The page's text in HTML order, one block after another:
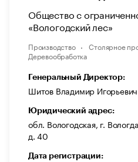
Общество с
«Вологодский лес»
Производство
Столярное
Деревообработка
Генеральный Директор:
Шитов Владимир Игорьевич
Юридический адрес:
обл. Вологодская, г.
д. 40
Дата регистрации: